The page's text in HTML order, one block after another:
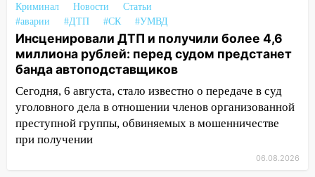
10:40
В Ульяновске спасатели ночью
нашли потерявшегося в заброшенных
садах 79-летнего мужчину
10:26 На нескольких улицах Ульяновска
временно отключили холодную воду
10:14 В Ульяновске двоих участников
коррупционной схемы при ЦГКБ
отправили в колонию на 7 и 8 лет
Криминал Новости
Статьи
#аварии
#ДТП #СК #УМВД
Инсценировали ДТП и получили более 4,6
миллиона рублей: перед судом предстанет
банда автоподставщиков
Сегодня, 6 августа, стало известно о передаче в суд
уголовного дела в отношении членов организованной
преступной группы, обвиняемых в мошенничестве
при получении
06.08.2026